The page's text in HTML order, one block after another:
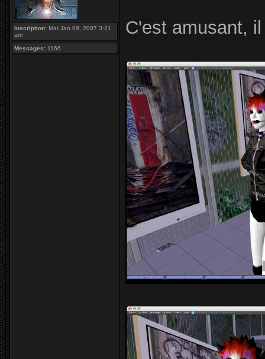
Inscription: Mar Jan 09, 2007 3:21
am
Messages: 1166
C'est amusant,